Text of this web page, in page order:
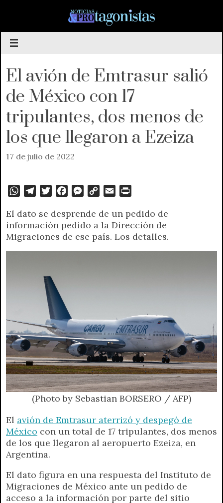
contenido
El avión de Emtrasur salió
de México con 17
tripulantes, dos menos de
los que llegaron a Ezeiza
17 de julio de 2022
W
a
t
s
A
e
g
r
i
t
t
e
c
e
b
o
M
s
s
e
n
p
y
L
i
a
i
l
i
n
t
F
l
y
El dato se desprende de un pedido de
información pedido a la Dirección de
Migraciones de ese país. Los detalles.
(Photo by Sebastian BORSERO / AFP)
El avión de Emtrasur aterrizó y despegó de
México con un total de 17 tripulantes, dos menos
de los que llegaron al aeropuerto Ezeiza, en
Argentina.
El dato figura en una respuesta del Instituto de
Migraciones de México ante un pedido de
acceso a la información por parte del sitio